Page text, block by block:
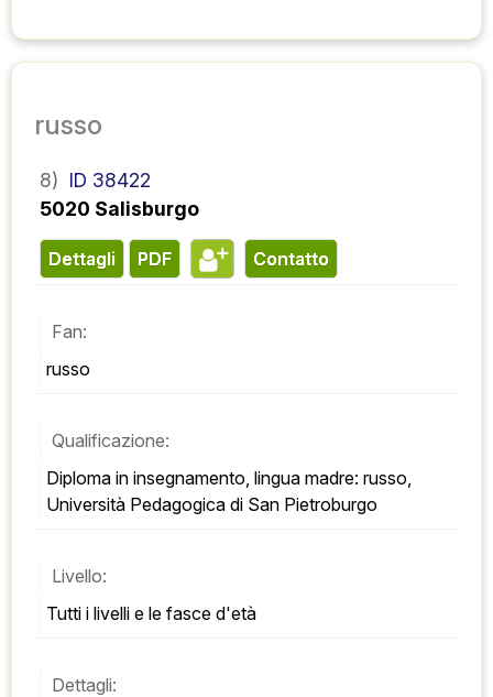
russo
8) ID 38422
5020 Salisburgo
Dettagli PDF contatto
Fan:
russo
Qualificazione:
Diploma in insegnamento, lingua madre: russo,
Università Pedagogica di San Pietroburgo
Livello:
Tutti i livelli e le fasce d'età
Dettagli: